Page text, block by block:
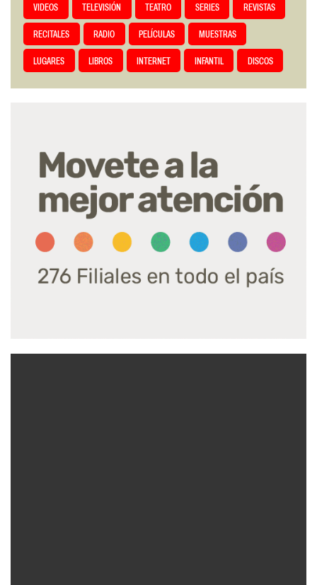
VIDEOS TELEVISIÓN TEATRO SERIES REVISTAS
RECITALES RADIO PELÍCULAS MUESTRAS
LUGARES LIBROS INTERNET INFANTIL DISCOS